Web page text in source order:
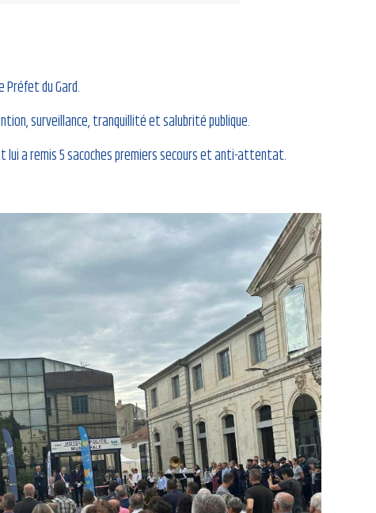
du Gard.
surveillance, tranquillité et salubrité publique.
lui a remis 5 sacoches premiers secours et anti-attentat.